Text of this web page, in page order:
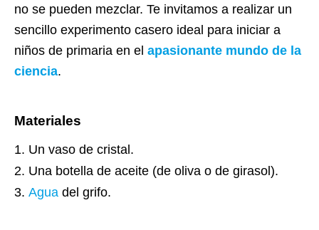
no se pueden mezclar. Te invitamos a realizar un
sencillo experimento casero ideal para iniciar a
niños de primaria en el apasionante mundo de la
ciencia.
Materiales
Un vaso de cristal.
Una botella de aceite (de oliva o de girasol).
Agua del grifo.